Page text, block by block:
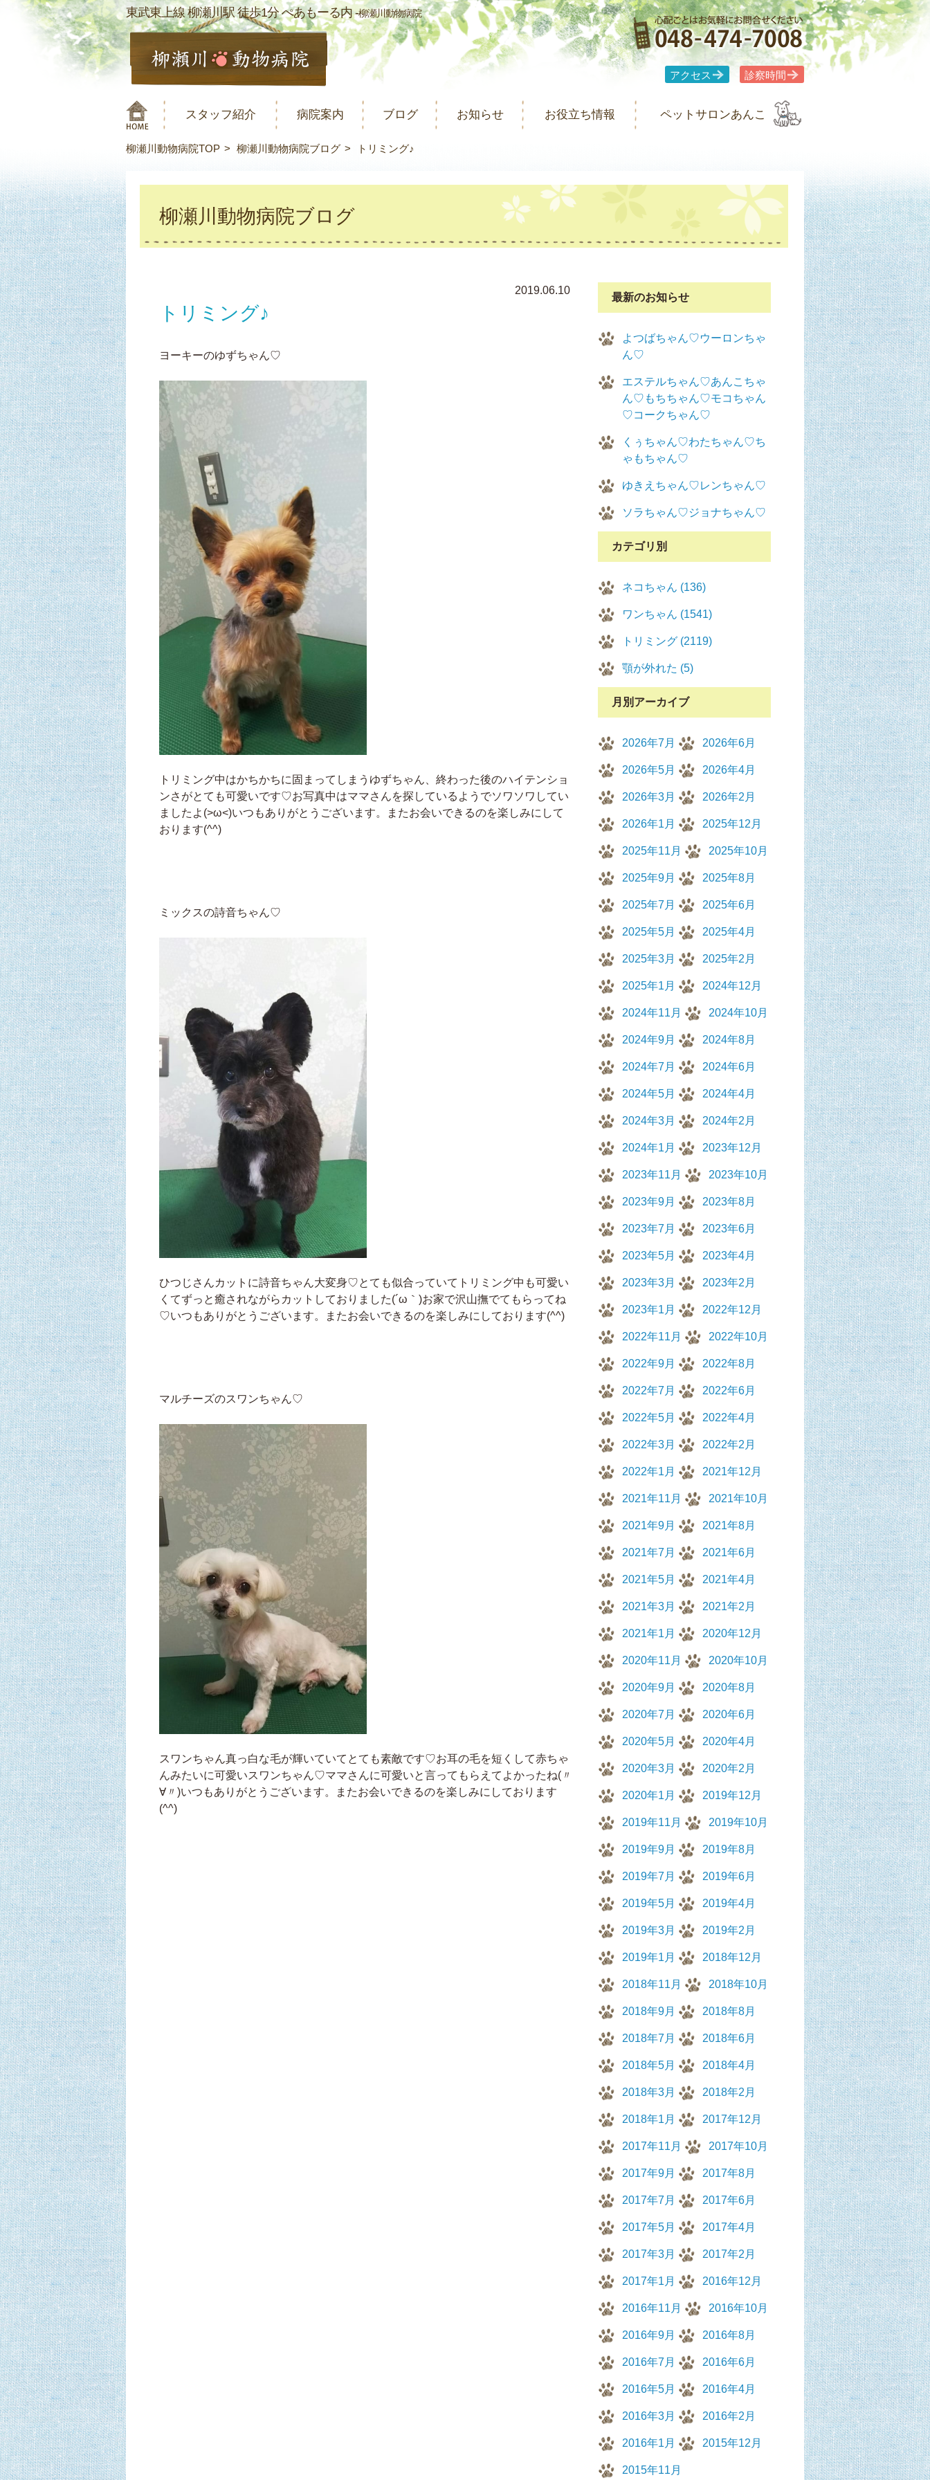
東武東上線 柳瀬川駅 徒歩1分 ぺあもーる内 -柳瀬川動物病院
アクセス 診察時間
スタッフ紹介 病院案内 ブログ お知らせ お役立ち情報 ペットサロンあんこ
柳瀬川動物病院TOP 柳瀬川動物病院ブログ トリミング♪
柳瀬川動物病院ブログ
2019.06.10
トリミング♪
ヨーキーのゆずちゃん♡
トリミング中はかちかちに固まってしまうゆずちゃん、終わった後のハイテンショ
ンさがとても可愛いです♡お写真中はママさんを探しているようでソワソワしてい
ましたよ(>ω<)いつもありがとうございます。またお会いできるのを楽しみにして
おります(^^)
ミックスの詩音ちゃん♡
ひつじさんカットに詩音ちゃん大変身♡とても似合っていてトリミング中も可愛い
くてずっと癒されながらカットしておりました(´ω｀)お家で沢山撫でてもらってね
♡いつもありがとうございます。またお会いできるのを楽しみにしております(^^)
マルチーズのスワンちゃん♡
スワンちゃん真っ白な毛が輝いていてとても素敵です♡お耳の毛を短くして赤ちゃ
んみたいに可愛いスワンちゃん♡ママさんに可愛いと言ってもらえてよかったね(〃
∀〃)いつもありがとうございます。またお会いできるのを楽しみにしております
(^^)
最新のお知らせ
よつばちゃん♡ウーロンちゃ
ん♡
エステルちゃん♡あんこちゃ
ん♡もちちゃん♡モコちゃん
♡コークちゃん♡
くぅちゃん♡わたちゃん♡ち
ゃもちゃん♡
ゆきえちゃん♡レンちゃん♡
ソラちゃん♡ジョナちゃん♡
カテゴリ別
ネコちゃん (136)
ワンちゃん (1541)
トリミング (2119)
顎が外れた (5)
月別アーカイブ
2026年7月 2026年6月
2026年5月 2026年4月
2026年3月 2026年2月
2026年1月 2025年12月
2025年11月 2025年10月
2025年9月 2025年8月
2025年7月 2025年6月
2025年5月 2025年4月
2025年3月 2025年2月
2025年1月 2024年12月
2024年11月 2024年10月
2024年9月 2024年8月
2024年7月 2024年6月
2024年5月 2024年4月
2024年3月 2024年2月
2024年1月 2023年12月
2023年11月 2023年10月
2023年9月 2023年8月
2023年7月 2023年6月
2023年5月 2023年4月
2023年3月 2023年2月
2023年1月 2022年12月
2022年11月 2022年10月
2022年9月 2022年8月
2022年7月 2022年6月
2022年5月 2022年4月
2022年3月 2022年2月
2022年1月 2021年12月
2021年11月 2021年10月
2021年9月 2021年8月
2021年7月 2021年6月
2021年5月 2021年4月
2021年3月 2021年2月
2021年1月 2020年12月
2020年11月 2020年10月
2020年9月 2020年8月
2020年7月 2020年6月
2020年5月 2020年4月
2020年3月 2020年2月
2020年1月 2019年12月
2019年11月 2019年10月
2019年9月 2019年8月
2019年7月 2019年6月
2019年5月 2019年4月
2019年3月 2019年2月
2019年1月 2018年12月
2018年11月 2018年10月
2018年9月 2018年8月
2018年7月 2018年6月
2018年5月 2018年4月
2018年3月 2018年2月
2018年1月 2017年12月
2017年11月 2017年10月
2017年9月 2017年8月
2017年7月 2017年6月
2017年5月 2017年4月
2017年3月 2017年2月
2017年1月 2016年12月
2016年11月 2016年10月
2016年9月 2016年8月
2016年7月 2016年6月
2016年5月 2016年4月
2016年3月 2016年2月
2016年1月 2015年12月
2015年11月